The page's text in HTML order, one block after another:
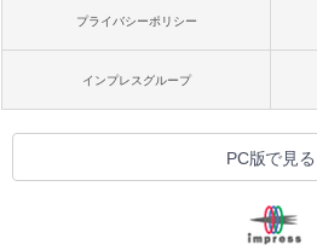
プライバシーポリシー
インプレスグループ
PC版で見る